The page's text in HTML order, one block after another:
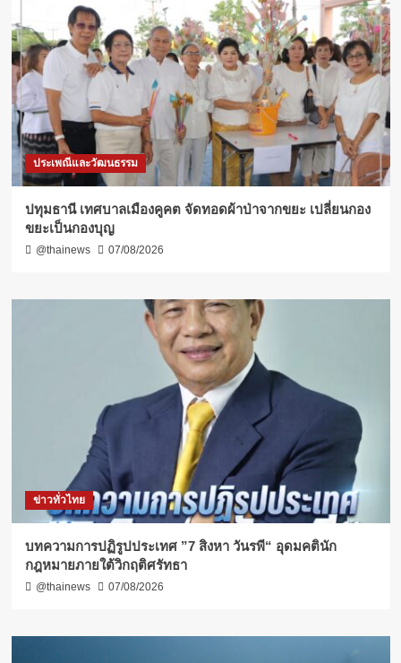
ประเพณีและวัฒนธรรม
ปทุมธานี เทศบาลเมืองคูคต จัดทอดผ้าป่าจากขยะ เปลี่ยนกอง
ขยะเป็นกองบุญ
@thainews 07/08/2026
ข่าวทั่วไทย
บทความการปฏิรูปประเทศ ”7 สิงหา วันรพี“ อุดมคตินัก
กฎหมายภายใต้วิกฤติศรัทธา
@thainews 07/08/2026